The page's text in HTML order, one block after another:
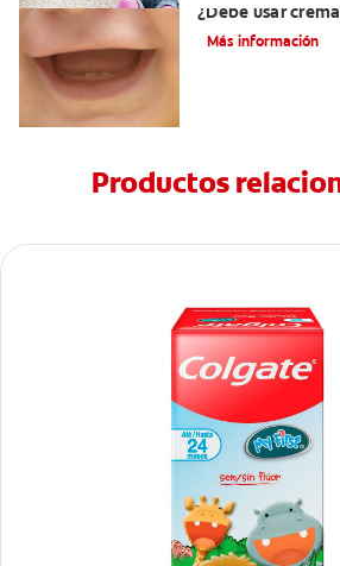
¿Debe usar
Más información
Productos